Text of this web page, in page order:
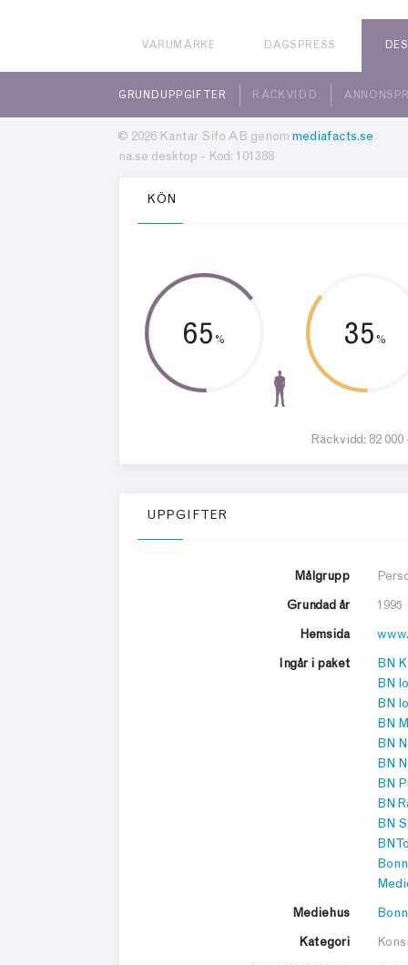
VARUMÄRKE DAGSPRESS
GRUNDUPPGIFTER RÄCKVIDD
© 2026 Kantar Sifo AB genom mediafacts.se
na.se desktop - Kod: 101388
KÖN
65 % 35 %
Räckvidd: 82
UPPGIFTER
Målgrupp
Grundad år 1995
Hemsida
Ingår i paket
BN
BN
BN
BN
BN
BN
BN
BN
BN
BN
Mediehus
Kategori